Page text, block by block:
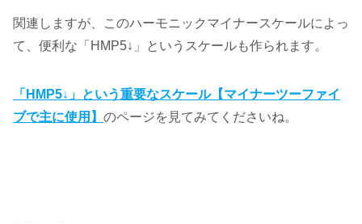
関連しますが、このハーモニックマイナースケールによっ
て、便利な「HMP5↓」というスケールも作られます。
「HMP5↓」という重要なスケール【マイナーツーファイ
ブで主に使用】 のページを見てみてくださいね。